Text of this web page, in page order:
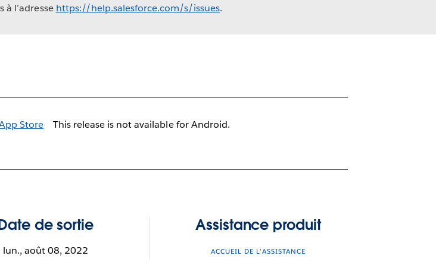
à l’adresse https://help.salesforce.com/s/issues.
This release is not available for Android.
de sortie
lun., août 08, 2022
Assistance produit
ACCUEIL DE L’ASSISTANCE